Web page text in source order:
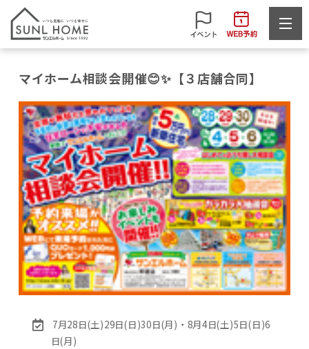
マイホーム相談会開催😊✨【３店舗合同】
7月28日(土)29日(日)30日(月)・8月4日(土)5日(日)6
日(月)